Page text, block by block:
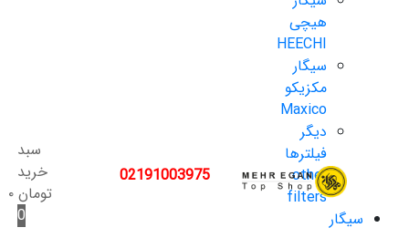
هیچی
HEECHI
سیگار
مکزیکو
Maxico
دیگر
فیلترها
other
filters
سیگار
02191003975
سبد
خرید
تومان۰
0